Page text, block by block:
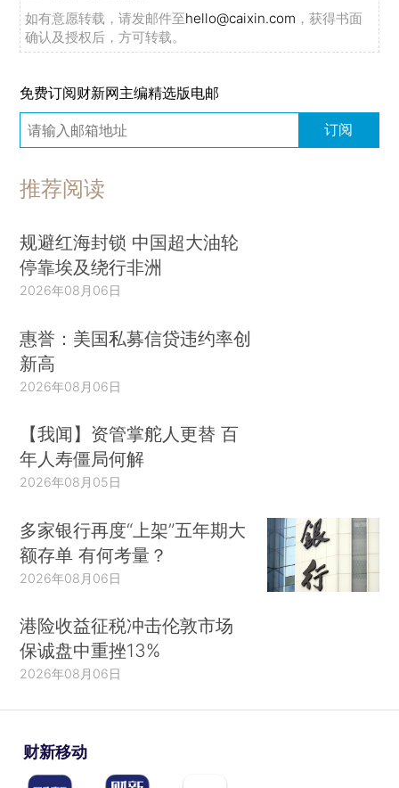
如有意愿转载，请发邮件至hello@caixin.com ，获得书面
确认及授权后，方可转载。
免费订阅财新网主编精选版电邮
订阅
推荐阅读
规避红海封锁 中国超大油轮
停靠埃及绕行非洲
2026年08月06日
惠誉：美国私募信贷违约率创
新高
2026年08月06日
【我闻】资管掌舵人更替 百
年人寿僵局何解
2026年08月05日
多家银行再度“上架”五年期大
额存单 有何考量？
2026年08月06日
港险收益征税冲击伦敦市场
保诚盘中重挫13%
2026年08月06日
财新移动